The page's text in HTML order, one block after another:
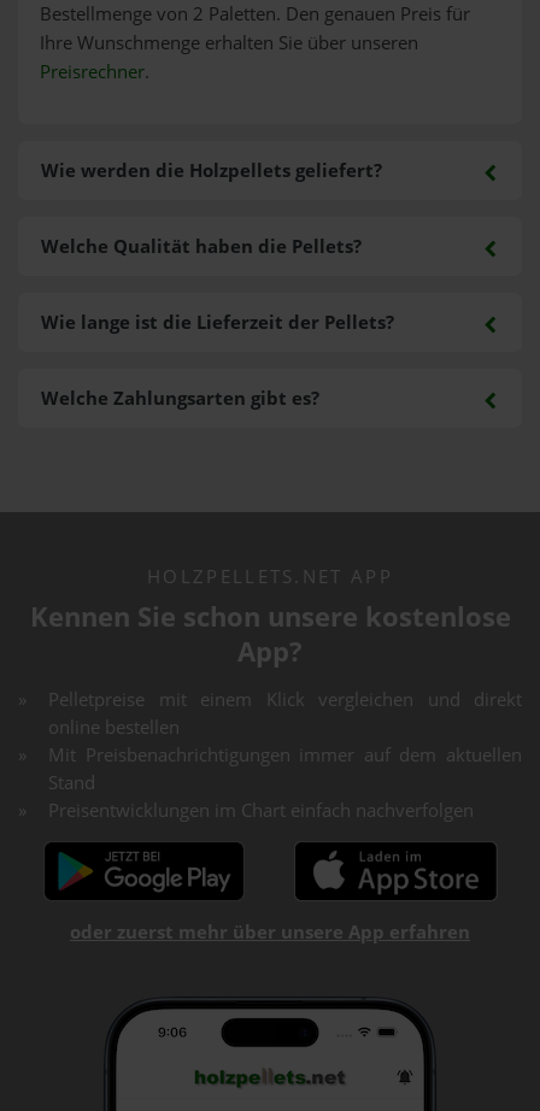
Bestellmenge von 2 Paletten. Den genauen Preis für
Ihre Wunschmenge erhalten Sie über unseren
Preisrechner.
Wie werden die Holzpellets geliefert?
Welche Zahlungsarten gibt es?
Welche Qualität haben die Pellets?
Wie lange ist die Lieferzeit der Pellets?
HOLZPELLETS.NET APP
Kennen Sie schon unsere kostenlose
App?
Pelletpreise mit einem Klick vergleichen und direkt
online bestellen
Mit Preisbenachrichtigungen immer auf dem aktuellen
Stand
Preisentwicklungen im Chart einfach nachverfolgen
oder zuerst mehr über unsere App erfahren